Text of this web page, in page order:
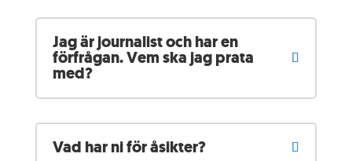
Jag är journalist och har en
förfrågan. Vem ska jag prata
med?
Vad har ni för åsikter?